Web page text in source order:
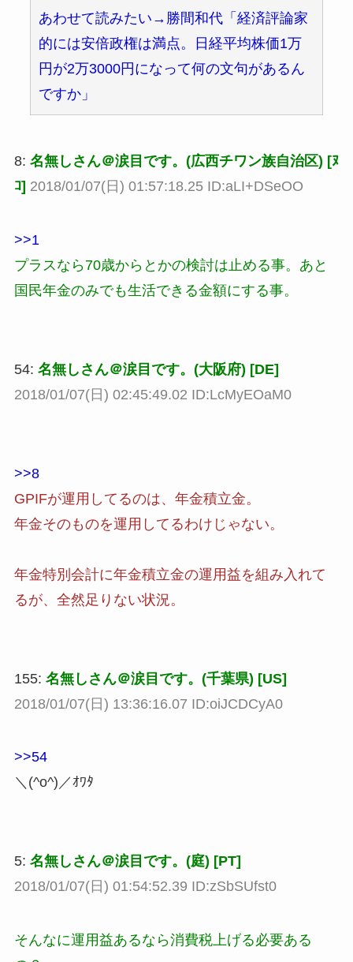
あわせて読みたい→勝間和代「経済評論家
的には安倍政権は満点。日経平均株価1万
円が2万3000円になって何の文句があるん
ですか」
8: 名無しさん＠涙目です。(広西チワン族自治区) [ﾇ
ｺ] 2018/01/07(日) 01:57:18.25 ID:aLI+DSeOO
>>1
プラスなら70歳からとかの検討は止める事。あと
国民年金のみでも生活できる金額にする事。
54: 名無しさん＠涙目です。(大阪府) [DE]
2018/01/07(日) 02:45:49.02 ID:LcMyEOaM0
>>8
GPIFが運用してるのは、年金積立金。
年金そのものを運用してるわけじゃない。
年金特別会計に年金積立金の運用益を組み入れて
るが、全然足りない状況。
155: 名無しさん＠涙目です。(千葉県) [US]
2018/01/07(日) 13:36:16.07 ID:oiJCDCyA0
>>54
＼(^o^)／ｵﾜﾀ
5: 名無しさん＠涙目です。(庭) [PT]
2018/01/07(日) 01:54:52.39 ID:zSbSUfst0
そんなに運用益あるなら消費税上げる必要ある